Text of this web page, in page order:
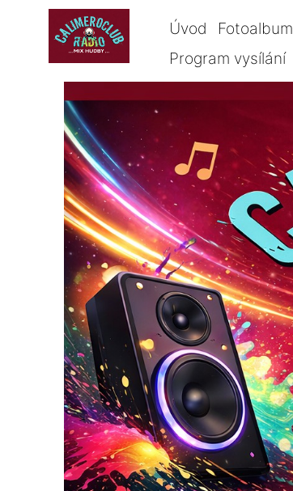
Úvod Fotoalbum
Program vysílání